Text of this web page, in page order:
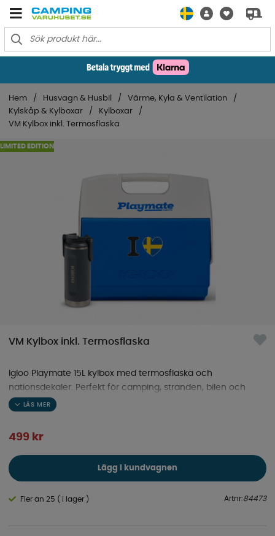
Hem Husvagn & Husbil
Värme, Kyla & Ventilation
Kylskåp & Kylboxar
Kylboxar
VM Kylbox inkl. Termosflaska
LIMITED EDITION
VM Kylbox inkl. Termosflaska
Igloo Playmate 15L kylbox med termosflaska och
nationsdekaler. Perfekt för camping, stranden, bilen och
sommarens alla matcher.
499 kr
Lägg i kundvagnen
Fler än 25 ( i lager ) Artnr:84473